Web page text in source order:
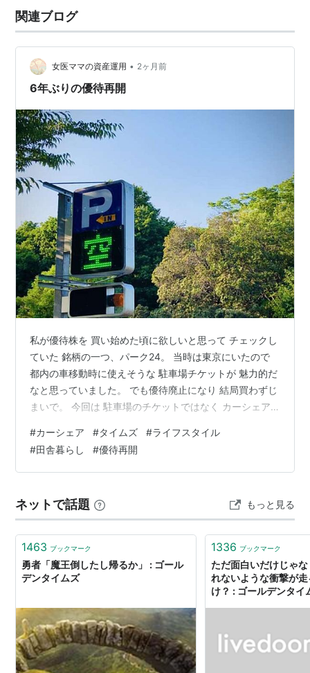
関連ブログ
女医ママの資産運用 • 2ヶ月前
6年ぶりの優待再開
私が優待株を 買い始めた頃に欲しいと思って チェックし
ていた 銘柄の一つ、パーク24。 当時は東京にいたので
都内の車移動時に使えそうな 駐車場チケットが 魅力的だ
なと思っていました。 でも優待廃止になり 結局買わずじ
まいで。 今回は 駐車場のチケットではなく カーシェア
でいて 車を持っていない人には 良さそうですが我が家は
もはや 田舎暮らしになりカーシェアは あまり魅力を感じ
ないので 今後も買わないかな‥ 普段からカーシェアを 利
だけるとうれしいです✨ ↓ ↓ ↓ いろんな節約・貯蓄術…
#カーシェア #タイムズ #ライフスタイル
#田舎暮らし #優待再開
ネットで話題 もっと見る
1463 ブックマーク
勇者「魔王倒したし帰るか」 : ゴール
デンタイムズ
1336 ブックマーク
ただ面白いだけじゃ
れないような衝撃が
け？ : ゴールデンタイ